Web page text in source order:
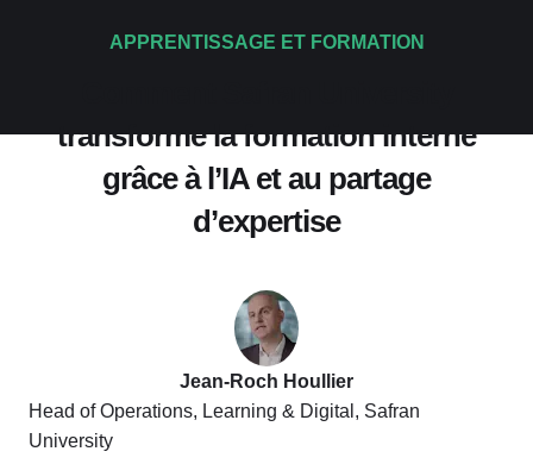
APPRENTISSAGE ET FORMATION
transforme la formation interne
grâce à l’IA et au partage
d’expertise
Jean-Roch Houllier
Head of Operations, Learning & Digital, Safran
University